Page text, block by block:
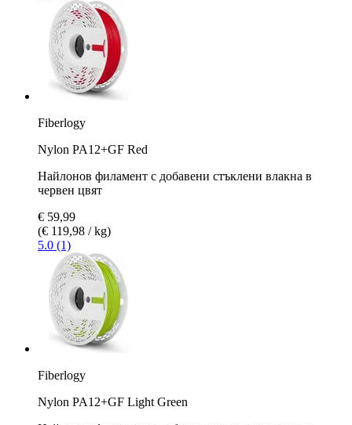
Fiberlogy
Nylon PA12+GF Red
Найлонов филамент с добавени стъклени влакна в
червен цвят
€ 59,99
(€ 119,98 / kg)
5.0 (1)
Fiberlogy
Nylon PA12+GF Light Green